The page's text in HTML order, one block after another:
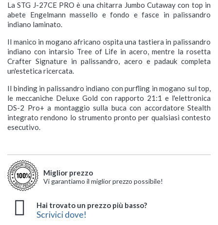
La STG J-27CE PRO è una chitarra Jumbo Cutaway con top in
abete Engelmann massello e fondo e fasce in palissandro
indiano laminato.
Il manico in mogano africano ospita una tastiera in palissandro
indiano con intarsio Tree of Life in acero, mentre la rosetta
Crafter Signature in palissandro, acero e padauk completa
un'estetica ricercata.
Il binding in palissandro indiano con purfling in mogano sul top,
le meccaniche Deluxe Gold con rapporto 21:1 e l'elettronica
DS-2 Pro+ a montaggio sulla buca con accordatore Stealth
integrato rendono lo strumento pronto per qualsiasi contesto
esecutivo.
Miglior prezzo
Vi garantiamo il miglior prezzo possibile!
Hai trovato un prezzo più basso?
Scrivici dove!